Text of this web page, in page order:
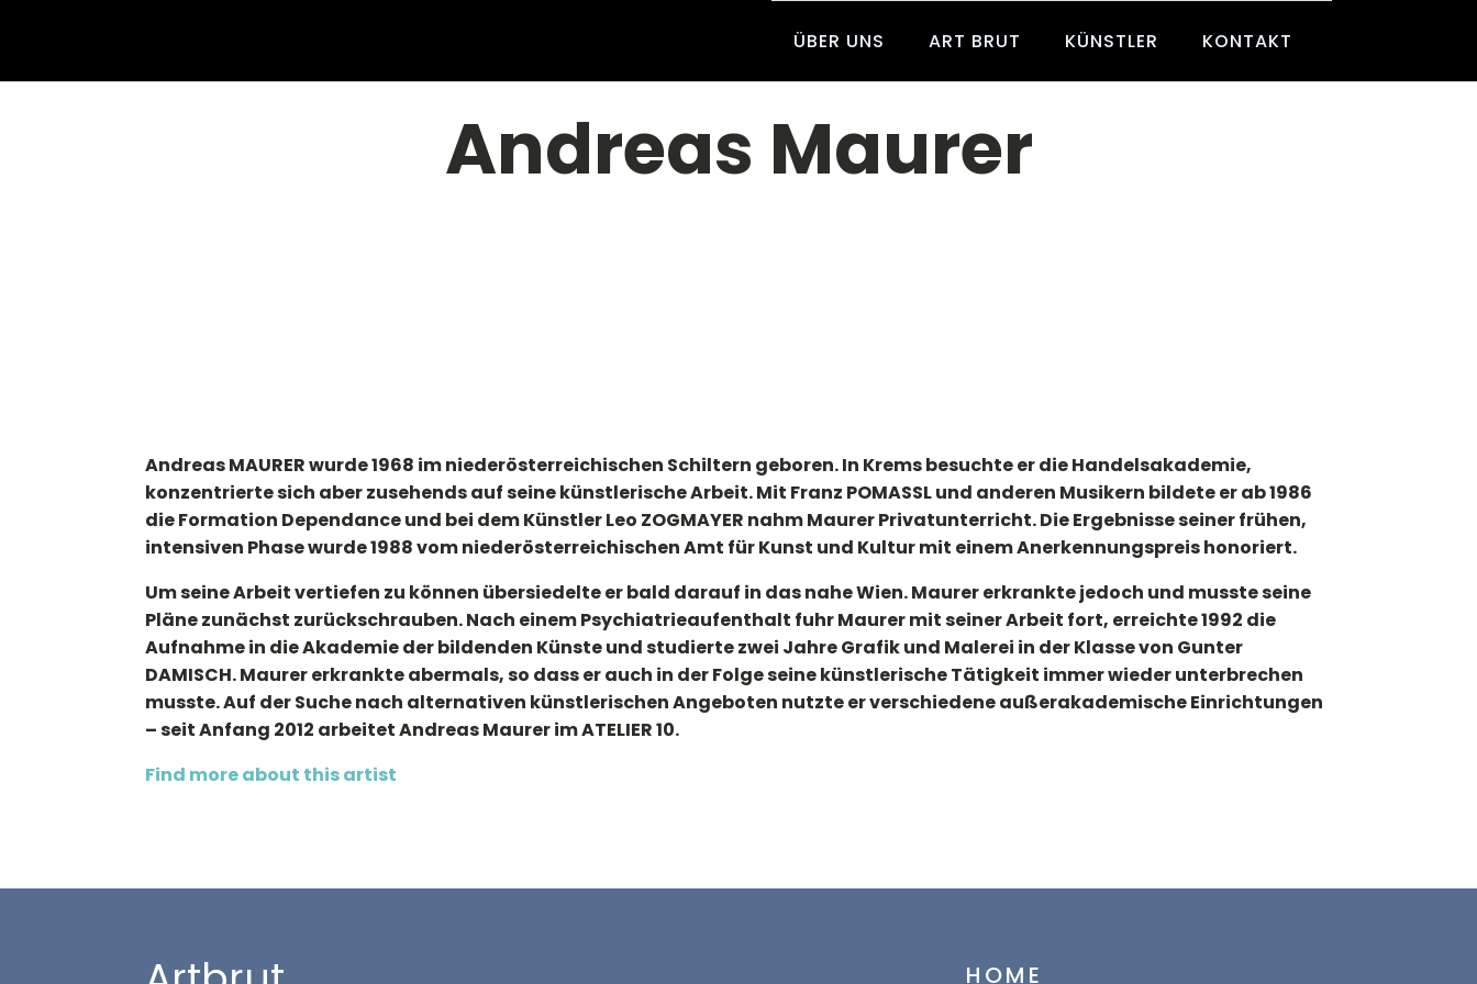
ÜBER UNS ART BRUT KÜNSTLER KONTAKT
Andreas Maurer
Andreas MAURER wurde 1968 im niederösterreichischen Schiltern geboren. In Krems besuchte er die Handelsakademie,
konzentrierte sich aber zusehends auf seine künstlerische Arbeit. Mit Franz POMASSL und anderen Musikern bildete er ab 1986
die Formation Dependance und bei dem Künstler Leo ZOGMAYER nahm Maurer Privatunterricht. Die Ergebnisse seiner frühen,
intensiven Phase wurde 1988 vom niederösterreichischen Amt für Kunst und Kultur mit einem Anerkennungspreis honoriert.
Um seine Arbeit vertiefen zu können übersiedelte er bald darauf in das nahe Wien. Maurer erkrankte jedoch und musste seine
Pläne zunächst zurückschrauben. Nach einem Psychiatrieaufenthalt fuhr Maurer mit seiner Arbeit fort, erreichte 1992 die
Aufnahme in die Akademie der bildenden Künste und studierte zwei Jahre Grafik und Malerei in der Klasse von Gunter
DAMISCH. Maurer erkrankte abermals, so dass er auch in der Folge seine künstlerische Tätigkeit immer wieder unterbrechen
musste. Auf der Suche nach alternativen künstlerischen Angeboten nutzte er verschiedene außerakademische Einrichtungen
– seit Anfang 2012 arbeitet Andreas Maurer im ATELIER 10.
Find more about this artist
HOME